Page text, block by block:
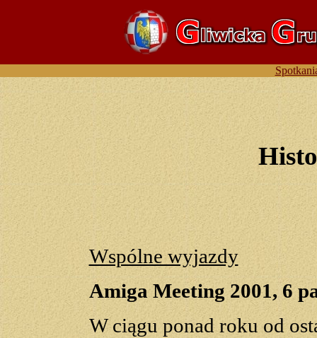
Wspólne wyjazdy
Amiga Meeting 2001, 6
W ciągu ponad roku od